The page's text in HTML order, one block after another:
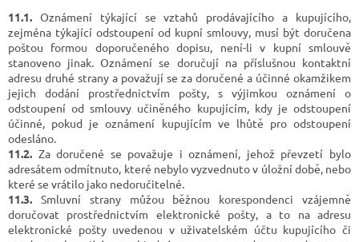
11.1. Oznámení týkající se vztahů prodávajícího a kupujícího,
zejména týkající odstoupení od kupní smlouvy, musí být doručena
poštou formou doporučeného dopisu, není-li v kupní smlouvě
stanoveno jinak. Oznámení se doručují na příslušnou kontaktní
adresu druhé strany a považují se za doručené a účinné okamžikem
jejich dodání prostřednictvím pošty, s výjimkou oznámení o
odstoupení od smlouvy učiněného kupujícím, kdy je odstoupení
účinné, pokud je oznámení kupujícím ve lhůtě pro odstoupení
odesláno.
11.2. Za doručené se považuje i oznámení, jehož převzetí bylo
adresátem odmítnuto, které nebylo vyzvednuto v úložní době, nebo
které se vrátilo jako nedoručitelné.
11.3. Smluvní strany můžou běžnou korespondenci vzájemně
doručovat prostřednictvím elektronické pošty, a to na adresu
elektronické pošty uvedenou v uživatelském účtu kupujícího či